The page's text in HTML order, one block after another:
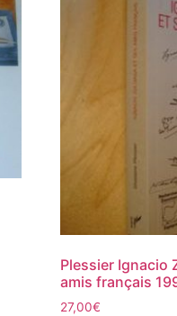
Plessier Ignacio
amis français
27,00€